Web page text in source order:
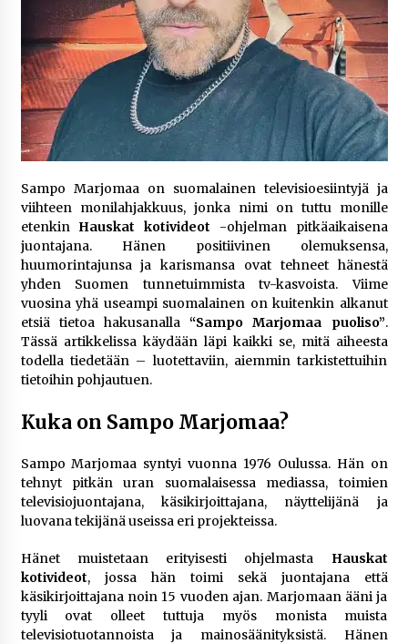
2 viikkoa sitten
Nina Rung – rikollisuuden tutkija ja väkivallan
ehkäisyn näkyvä ääni
2 viikkoa sitten
Pia Töyli – tapaus, joka jäi osaksi Suomen
3 viikkoa sitten
Online-kasinoiden mobiilipelialustojen kehitys
– asiantuntijalausunto
3 viikkoa sitten
Uutisankkuri Jan Andersson vaimo – faktat ja
huhut
3 viikkoa sitten
4 viikkoa sitten
10 euron talletuskasinot ja pikamaksut: mitä
suomalaisten pelaajien on hyvä tietää
4 viikkoa sitten
Sampo Marjomaa on suomalainen televisioesiintyjä ja
viihteen monilahjakkuus, jonka nimi on tuttu monille
etenkin Hauskat kotivideot -ohjelman pitkäaikaisena
juontajana. Hänen positiivinen olemuksensa,
huumorintajunsa ja karismansa ovat tehneet hänestä
yhden Suomen tunnetuimmista tv-kasvoista. Viime
vuosina yhä useampi suomalainen on kuitenkin alkanut
etsiä tietoa hakusanalla“Sampo Marjomaa puoliso”.
Tässä artikkelissa käydään läpi kaikki se, mitä aiheesta
todella tiedetään – luotettaviin, aiemmin tarkistettuihin
tietoihin pohjautuen.
Kuka on Sampo Marjomaa?
Sampo Marjomaa syntyi vuonna 1976 Oulussa. Hän on
tehnyt pitkän uran suomalaisessa mediassa, toimien
televisiojuontajana, käsikirjoittajana, näyttelijänä ja
luovana tekijänä useissa eri projekteissa.
Hänet muistetaan erityisesti ohjelmasta Hauskat
kotivideot, jossa hän toimi sekä juontajana että
käsikirjoittajana noin 15 vuoden ajan. Marjomaan ääni ja
tyyli ovat olleet tuttuja myös monista muista
televisiotuotannoista ja mainosäänityksistä. Hänen